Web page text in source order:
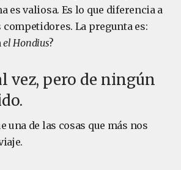
es valiosa. Es lo que diferencia a
competidores. La pregunta es:
el Hondius?
vez, pero de ningún
una de las cosas que más nos